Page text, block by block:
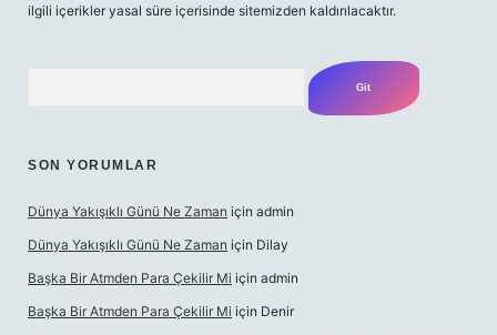
ilgili içerikler yasal süre içerisinde sitemizden kaldırılacaktır.
SON YORUMLAR
Dünya Yakışıklı Günü Ne Zaman için admin
Dünya Yakışıklı Günü Ne Zaman için Dilay
Başka Bir Atmden Para Çekilir Mi için admin
Başka Bir Atmden Para Çekilir Mi için Denir